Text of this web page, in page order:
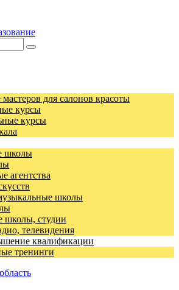
для салонов красоты
курсы
курсы
школы
агентства
школы
школы, студии
телевидения
квалификации
тренинги